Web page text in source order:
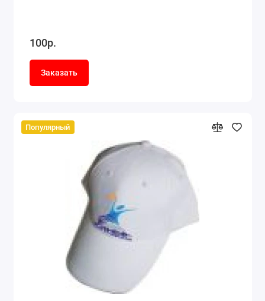
100р.
Заказать
Популярный